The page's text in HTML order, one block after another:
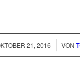
21, 2016
/ VON